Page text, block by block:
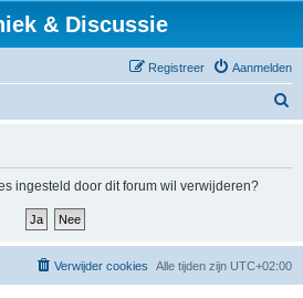
& Discussie
Aanmelden
Registreer
ingesteld door dit forum wil verwijderen?
Alle tijden zijn UTC+02:00
Verwijder cookies